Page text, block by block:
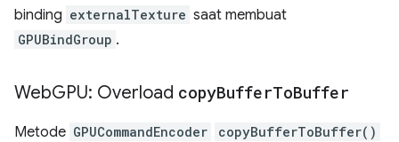
binding externalTexture saat membuat
GPUBindGroup .
WebGPU: Overload copyBufferToBuffer
Metode GPUCommandEncoder copyBufferToBuffer()